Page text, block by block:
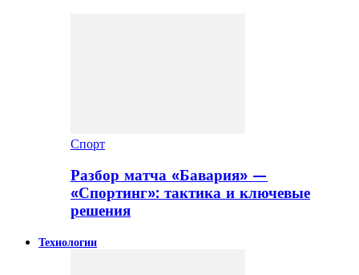
Спорт
Разбор матча «Бавария» —
«Спортинг»: тактика и ключевые
решения
Технологии